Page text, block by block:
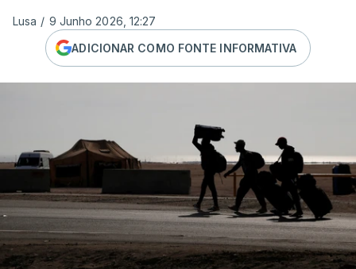
Lusa / 9 Junho 2026, 12:27
ADICIONAR COMO FONTE INFORMATIVA